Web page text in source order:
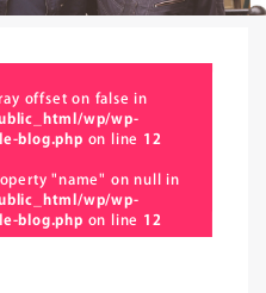
offset on false in
wp/wp-
blog.php on line 12
"name" on null in
wp/wp-
blog.php on line 12